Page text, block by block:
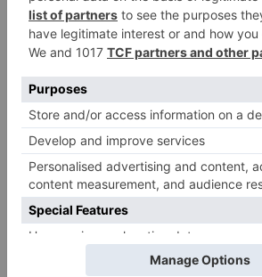
Narzissmus in der Liebe
26